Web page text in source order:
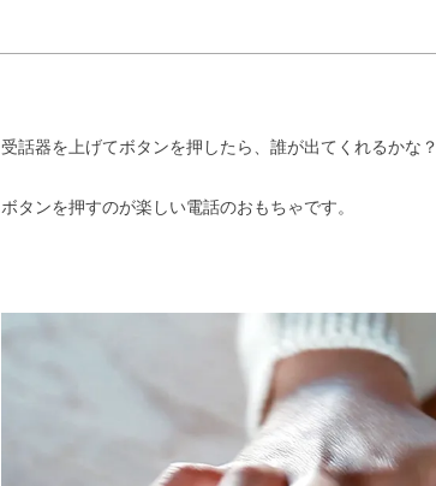
受話器を上げてボタンを押したら、誰が出てくれるかな？
ボタンを押すのが楽しい電話のおもちゃです。